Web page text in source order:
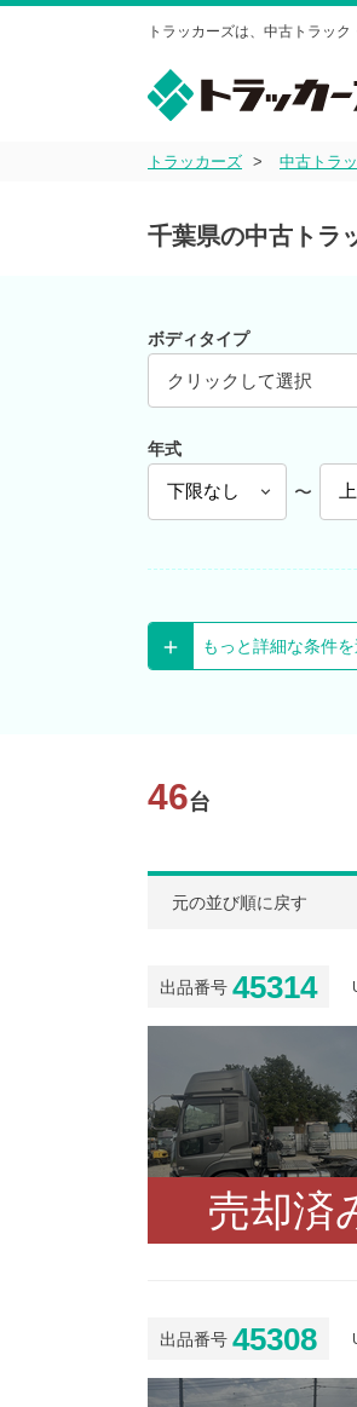
トラッカーズは、中古トラッ
トラッカーズ 中古トラ
千葉県の中古トラ
ボディタイプ
クリックして選択
年式
〜
もっと詳細な条件
46台
元の並び順に戻す
出品番号 45314
売却済
出品番号 45308